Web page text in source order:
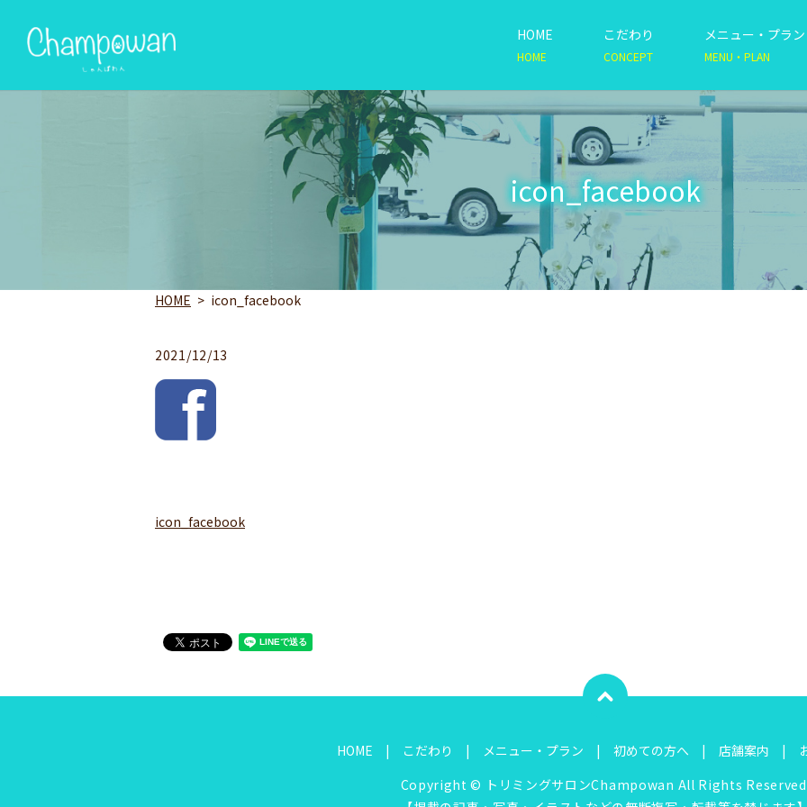
HOME
HOME
こだわり
CONCEPT
メニュー・プラン
MENU・PLAN
icon_facebook
HOME icon_facebook
2021/12/13
icon_facebook
HOME こだわり メニュー・プラン 初めての方へ 店舗案内
Copyright © トリミングサロンChampowan All Rights